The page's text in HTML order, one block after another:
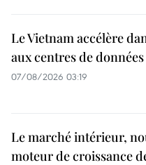
Le Vietnam accélère
aux centres de données
07/08/2026 03:19
Le marché intérieur,
moteur de croissance